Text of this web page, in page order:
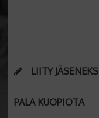
LIITY JÄSENEKSI
PALA KUOPIOTA